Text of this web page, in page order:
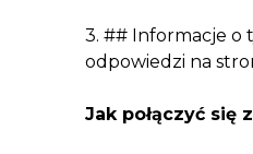
3. ## Informacje o
odpowiedzi na
Jak połączyć się